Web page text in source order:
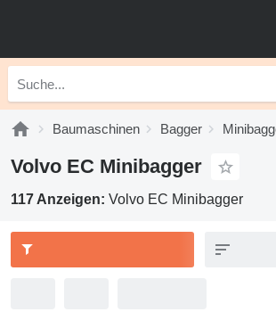
Baumaschinen Bagger
Volvo EC Minibagger
117 Anzeigen: Volvo EC Minibagger